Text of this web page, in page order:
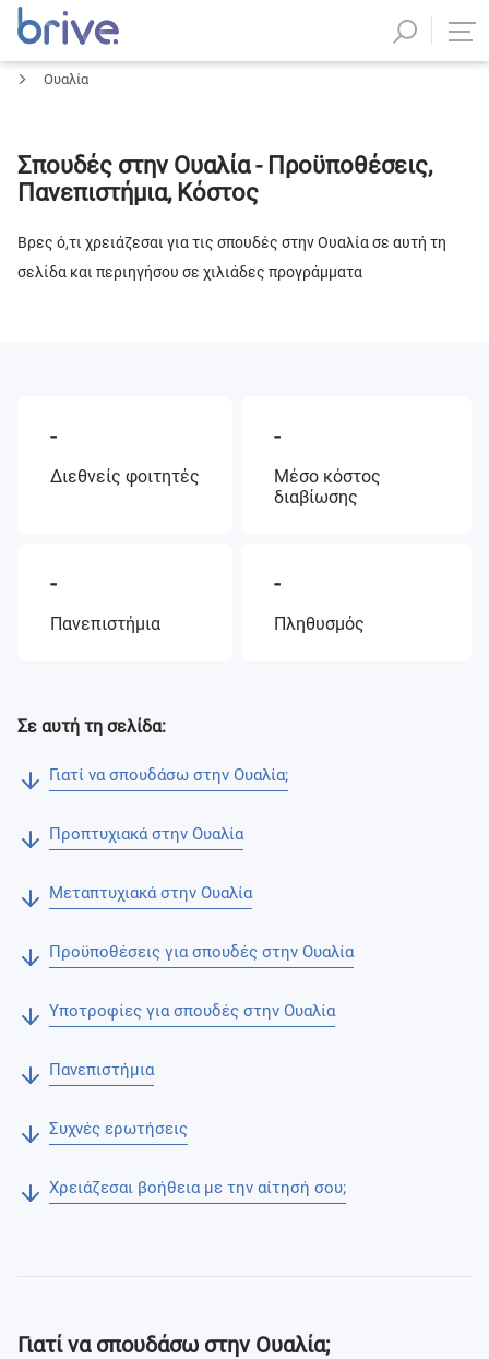
Ουαλία
Σπουδές στην Ουαλία - Προϋποθέσεις,
Πανεπιστήμια, Κόστος
Βρες ό,τι χρειάζεσαι για τις σπουδές στην Ουαλία σε αυτή τη
σελίδα και περιηγήσου σε χιλιάδες προγράμματα
-
Διεθνείς φοιτητές
-
Μέσο κόστος
διαβίωσης
-
Πανεπιστήμια
-
Πληθυσμός
Σε αυτή τη σελίδα:
Γιατί να σπουδάσω στην Ουαλία;
Προπτυχιακά στην Ουαλία
Μεταπτυχιακά στην Ουαλία
Προϋποθέσεις για σπουδές στην Ουαλία
Υποτροφίες για σπουδές στην Ουαλία
Πανεπιστήμια
Συχνές ερωτήσεις
Χρειάζεσαι βοήθεια με την αίτησή σου;
Γιατί να σπουδάσω στην Ουαλία;